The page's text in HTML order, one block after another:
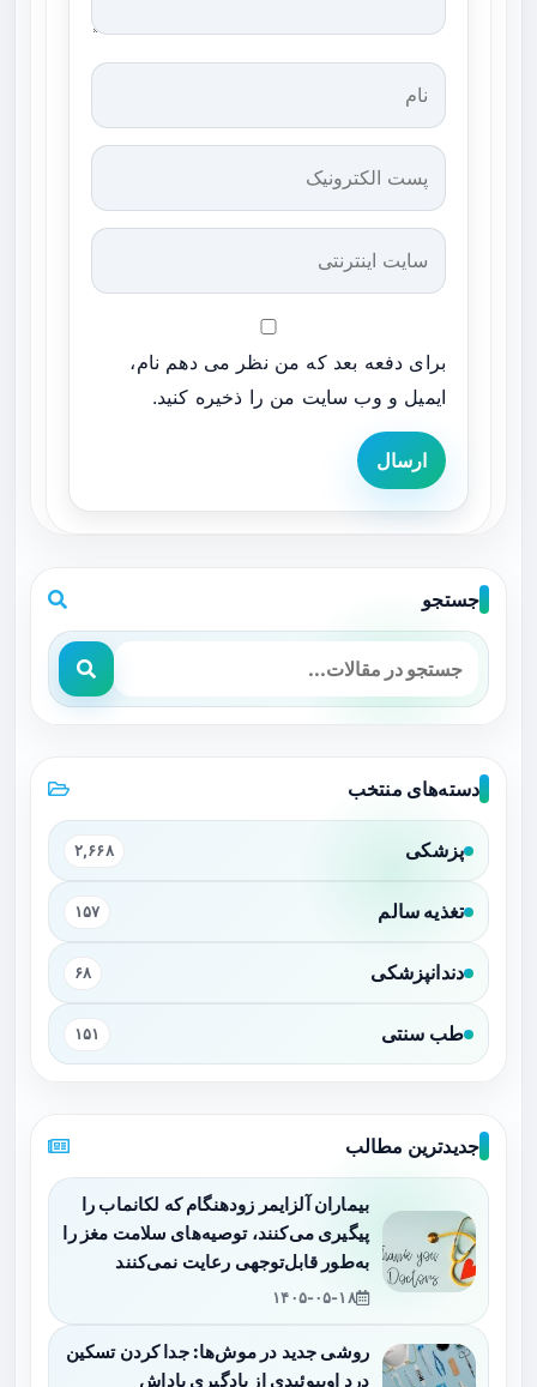
برای دفعه بعد که من نظر می دهم نام،
ایمیل و وب سایت من را ذخیره کنید.
ارسال
جستجو
دسته‌های منتخب
پزشکی ۲,۶۶۸
تغذیه سالم ۱۵۷
دندانپزشکی ۶۸
طب سنتی ۱۵۱
جدیدترین مطالب
بیماران آلزایمر زودهنگام که لکانماب را
پیگیری می‌کنند، توصیه‌های سلامت مغز را
به‌طور قابل‌توجهی رعایت نمی‌کنند
۱۴۰۵-۰۵-۱۸
روشی جدید در موش‌ها: جدا کردن تسکین
درد اوپیوئیدی از یادگیری پاداش